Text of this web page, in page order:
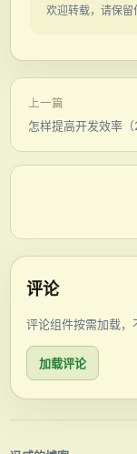
欢迎转载，请保留
上一篇
怎样提高开发效率（
评论
评论组件按需加载，
加载评论